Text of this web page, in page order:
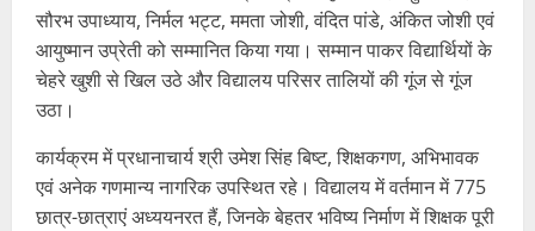
सौरभ उपाध्याय, निर्मल भट्ट, ममता जोशी, वंदित पांडे, अंकित जोशी एवं
आयुष्मान उप्रेती को सम्मानित किया गया। सम्मान पाकर विद्यार्थियों के
चेहरे खुशी से खिल उठे और विद्यालय परिसर तालियों की गूंज से गूंज
उठा।
कार्यक्रम में प्रधानाचार्य श्री उमेश सिंह बिष्ट, शिक्षकगण, अभिभावक
एवं अनेक गणमान्य नागरिक उपस्थित रहे। विद्यालय में वर्तमान में 775
छात्र-छात्राएं अध्ययनरत हैं, जिनके बेहतर भविष्य निर्माण में शिक्षक पूरी